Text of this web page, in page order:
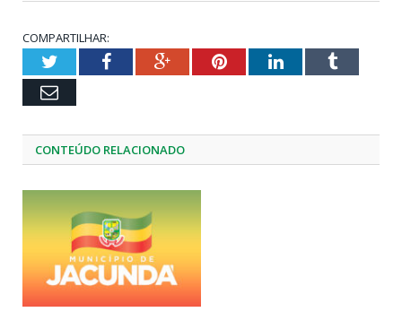
COMPARTILHAR:
TwitterFacebookGoogle+PinterestLinkedInTumblr
Email
CONTEÚDO RELACIONADO